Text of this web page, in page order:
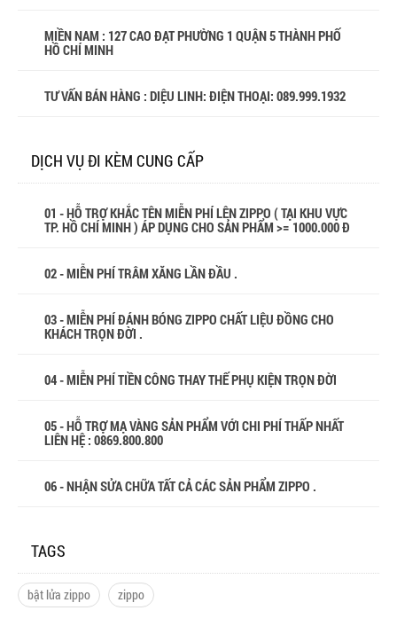
MIỀN NAM : 127 CAO ĐẠT PHƯỜNG 1 QUẬN 5 THÀNH PHỐ
HỒ CHÍ MINH
TƯ VẤN BÁN HÀNG : DIỆU LINH: ĐIỆN THOẠI: 089.999.1932
DỊCH VỤ ĐI KÈM CUNG CẤP
01 - HỖ TRỢ KHẮC TÊN MIỄN PHÍ LÊN ZIPPO ( TẠI KHU VỰC
TP. HỒ CHÍ MINH ) ÁP DỤNG CHO SẢN PHẨM >= 1000.000 Đ
02 - MIỄN PHÍ TRÂM XĂNG LẦN ĐẦU .
03 - MIỄN PHÍ ĐÁNH BÓNG ZIPPO CHẤT LIỆU ĐỒNG CHO
KHÁCH TRỌN ĐỜI .
04 - MIỄN PHÍ TIỀN CÔNG THAY THẾ PHỤ KIỆN TRỌN ĐỜI
05 - HỖ TRỢ MẠ VÀNG SẢN PHẨM VỚI CHI PHÍ THẤP NHẤT
LIÊN HỆ : 0869.800.800
06 - NHẬN SỬA CHỮA TẤT CẢ CÁC SẢN PHẨM ZIPPO .
TAGS
bật lửa zippo zippo